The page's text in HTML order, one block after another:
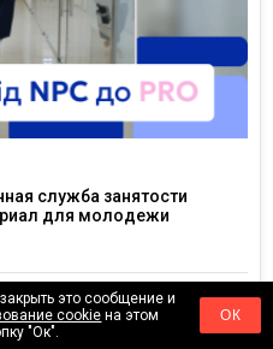
служба занятости
для молодежи
это сообщение и
cookie на этом
"Ок".
ОК